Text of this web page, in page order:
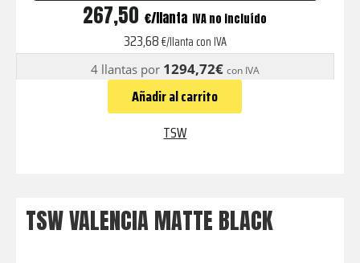
BLACK
cantidad
267,50 € IVA no incluído
323,68€/llanta con IVA
4 llantas por 1294,72€ con IVA
Añadir al carrito
TSW
TSW VALENCIA MATTE BLACK